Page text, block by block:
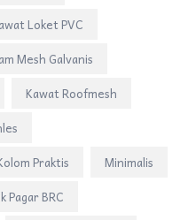
Loket PVC
Mesh Galvanis
Kawat Roofmesh
Praktis
Minimalis
Pagar BRC